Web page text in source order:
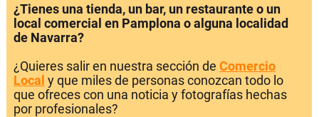
¿Tienes una tienda, un bar, un restaurante o un
local comercial en Pamplona o alguna localidad
de Navarra?
¿Quieres salir en nuestra sección de Comercio
Local y que miles de personas conozcan todo lo
que ofreces con una noticia y fotografías hechas
por profesionales?